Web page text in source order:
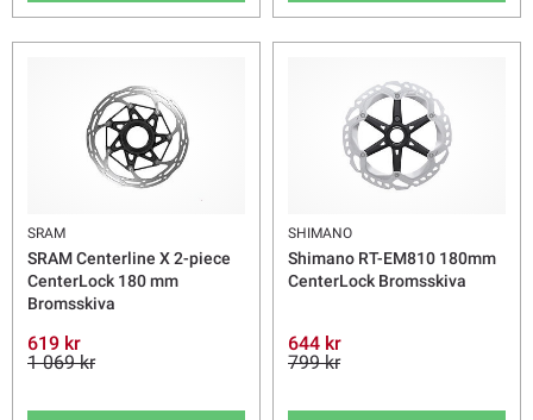
SRAM
SRAM Centerline X 2-piece
CenterLock 180 mm
Bromsskiva
619 kr
1 069 kr
SHIMANO
Shimano RT-EM810 180mm
CenterLock Bromsskiva
644 kr
799 kr